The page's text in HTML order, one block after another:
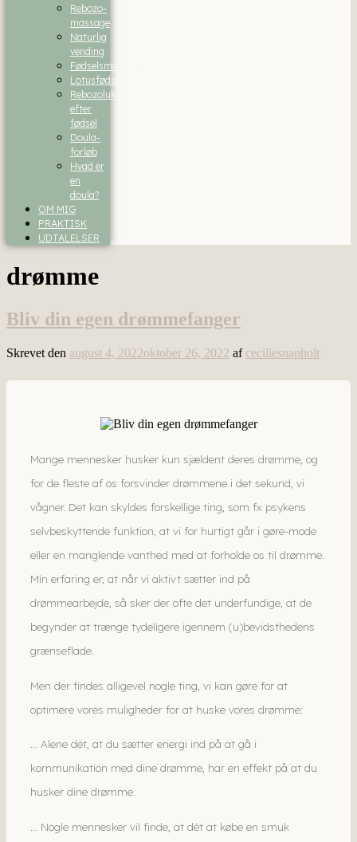
Rebozo-
massage
Naturlig
vending
Fødselsmodning
Lotusfødsel
Rebozolukning
efter
fødsel
Doula-
forløb
Hvad er
en
doula?
OM MIG
PRAKTISK
UDTALELSER
drømme
Bliv din egen drømmefanger
Skrevet den august 4, 2022oktober 26, 2022 af ceciliesnapholt
Mange mennesker husker kun sjældent deres drømme, og
for de fleste af os forsvinder drømmene i det sekund, vi
vågner. Det kan skyldes forskellige ting, som fx psykens
selvbeskyttende funktion, at vi for hurtigt går i gøre-mode
eller en manglende vanthed med at forholde os til drømme.
Min erfaring er, at når vi aktivt sætter ind på
drømmearbejde, så sker der ofte det underfundige, at de
begynder at trænge tydeligere igennem (u)bevidsthedens
grænseflade.
Men der findes alligevel nogle ting, vi kan gøre for at
optimere vores muligheder for at huske vores drømme:
… Alene dét, at du sætter energi ind på at gå i
kommunikation med dine drømme, har en effekt på at du
husker dine drømme.
… Nogle mennesker vil finde, at dét at købe en smuk